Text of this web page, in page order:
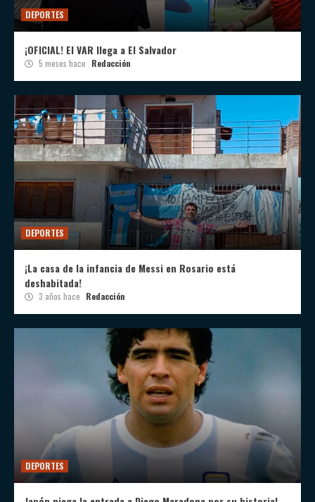
DEPORTES
¡OFICIAL! El VAR llega a El Salvador
5 meses hace Redacción
DEPORTES
¡La casa de la infancia de Messi en Rosario está
deshabitada!
3 años hace Redacción
DEPORTES